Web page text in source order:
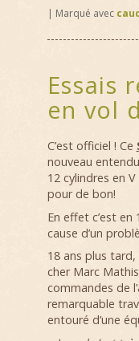
| Marqué avec
Essais
en vol
C’est officiel ! Ce
nouveau
12 cylindres en
pour de bon!
En effet c’est
cause d’un
18 ans plus
cher Marc
commandes de
remarquable
entouré d’une